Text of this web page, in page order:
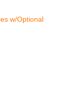
w/Optional